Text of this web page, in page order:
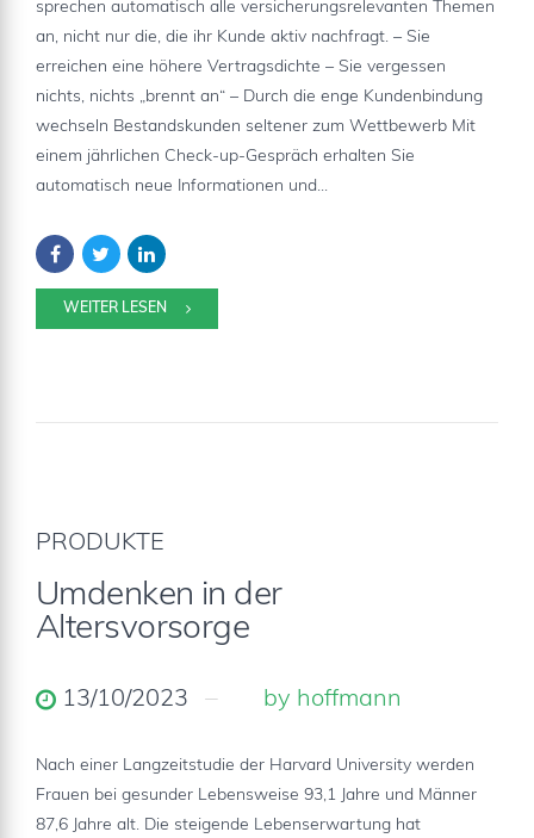
sprechen automatisch alle versicherungsrelevanten Themen
an, nicht nur die, die ihr Kunde aktiv nachfragt. – Sie
erreichen eine höhere Vertragsdichte – Sie vergessen
nichts, nichts „brennt an“ – Durch die enge Kundenbindung
wechseln Bestandskunden seltener zum Wettbewerb Mit
einem jährlichen Check-up-Gespräch erhalten Sie
automatisch neue Informationen und...
WEITER LESEN
PRODUKTE
Umdenken in der
Altersvorsorge
13/10/2023 by hoffmann
Nach einer Langzeitstudie der Harvard University werden
Frauen bei gesunder Lebensweise 93,1 Jahre und Männer
87,6 Jahre alt. Die steigende Lebenserwartung hat